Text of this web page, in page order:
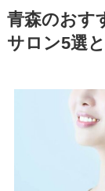
青森のおす
サロン5選